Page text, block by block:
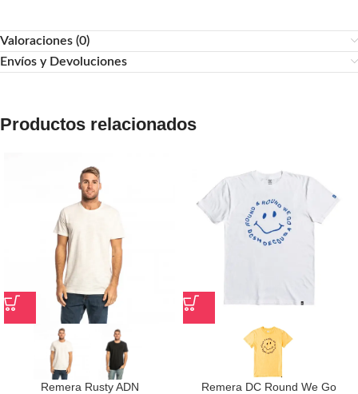
Valoraciones (0)
Envíos y Devoluciones
Productos relacionados
Remera Rusty ADN Remera DC Round We Go